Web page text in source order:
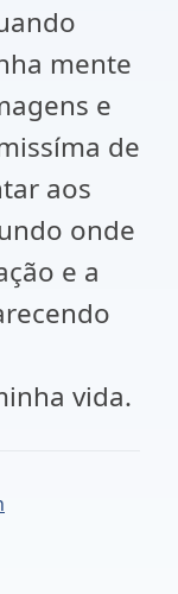
mente
e
de
aos
onde
e a
vida.